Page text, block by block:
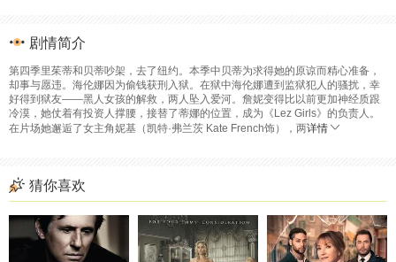
剧情简介
第四季里茱蒂和贝蒂吵架，去了纽约。本季中贝蒂为求得她的原谅而精心准备，
却事与愿违。海伦娜因为偷钱获刑入狱。在狱中海伦娜遭到监狱犯人的骚扰，幸
好得到狱友——黑人女孩的解救，两人坠入爱河。詹妮变得比以前更加神经质跟
冷漠，她仗着有投资人撑腰，接替了蒂娜的位置，成为《Lez Girls》的负责人。
在片场她邂逅了女主角妮基（凯特·弗兰茨 Kate French饰），两详情
猜你喜欢